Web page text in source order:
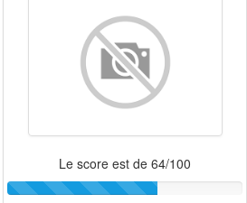
Le score est de 64/100